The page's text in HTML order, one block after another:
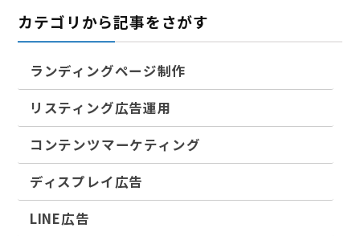
カテゴリから記事をさがす
ランディングページ制作
リスティング広告運用
コンテンツマーケティング
ディスプレイ広告
LINE広告